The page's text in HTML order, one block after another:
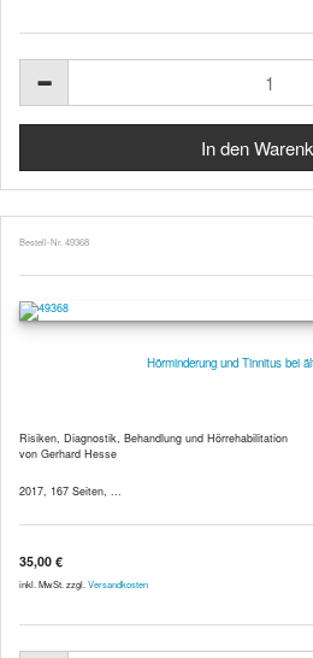
Bestell-Nr. 49368
Hörminderung und Tinnitus bei
Risiken, Diagnostik, Behandlung und Hörrehabilitation
von Gerhard Hesse
2017, 167 Seiten, ...
35,00 €
inkl. MwSt. zzgl. Versandkosten